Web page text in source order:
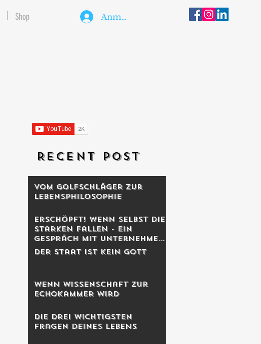
Anmelden
RECENT POST
Vom Golfschläger zur
Lebensphilosophie
Erschöpft! Wenn selbst die
Starken fallen - Ein
Gespräch mit Unternehmer
Lukas Jampen
Der Staat ist kein Gott
Wenn Wissenschaft zur
Echokammer wird
Die drei wichtigsten
Fragen deines Lebens
Shop